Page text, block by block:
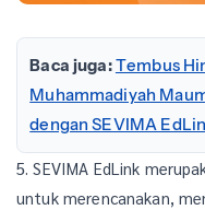
Baca juga:Tembus
Muhammadiyah
dengan SEVIMA
5. SEVIMA EdLink
untuk merencanakan,